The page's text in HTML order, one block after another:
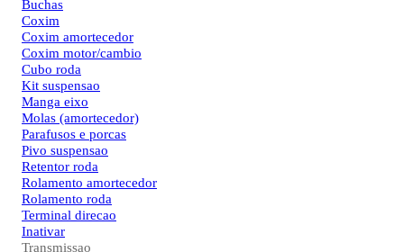
Buchas
Coxim
Coxim amortecedor
Coxim motor/cambio
Cubo roda
Kit suspensao
Manga eixo
Molas (amortecedor)
Parafusos e porcas
Pivo suspensao
Retentor roda
Rolamento amortecedor
Rolamento roda
Terminal direcao
Inativar
Transmissao